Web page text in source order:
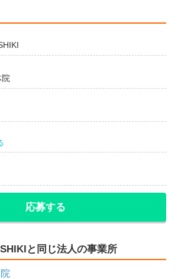
応募する
と同じ法人の事業所